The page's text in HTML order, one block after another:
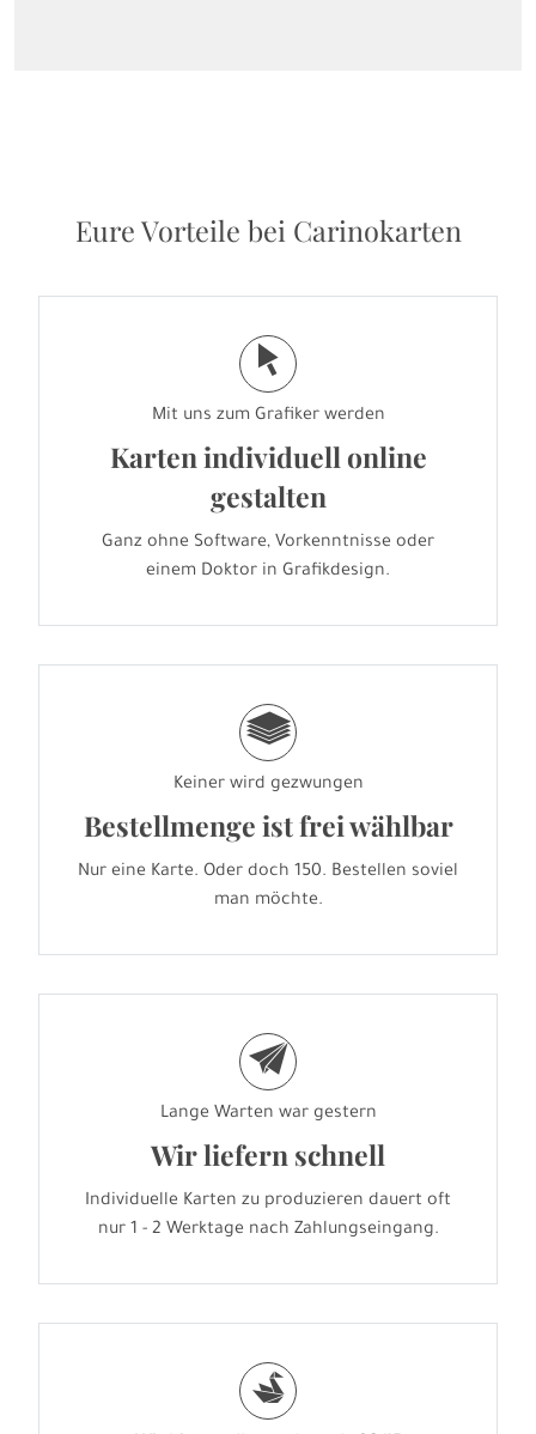
Eure Vorteile bei Carinokarten
j
Mit uns zum Grafiker werden
Karten individuell online
gestalten
Ganz ohne Software, Vorkenntnisse oder
einem Doktor in Grafikdesign.
g
Keiner wird gezwungen
Bestellmenge ist frei wählbar
Nur eine Karte. Oder doch 150. Bestellen soviel
man möchte.
e
Lange Warten war gestern
Wir liefern schnell
Individuelle Karten zu produzieren dauert oft
nur 1 - 2 Werktage nach Zahlungseingang.
s